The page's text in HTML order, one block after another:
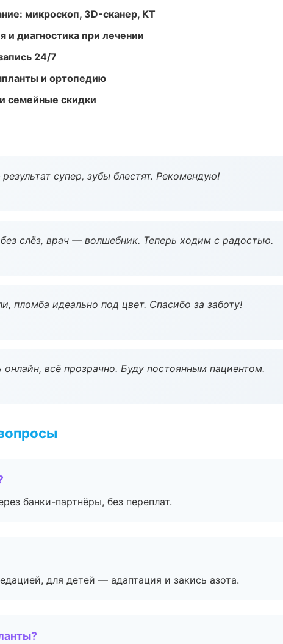
микроскоп, 3D-сканер, КТ
и диагностика при лечении
24/7
и ортопедию
семейные скидки
супер, зубы блестят. Рекомендую!
слёз, врач — волшебник. Теперь ходим с радостью.
пломба идеально под цвет. Спасибо за заботу!
всё прозрачно. Буду постоянным пациентом.
банки-партнёры, без переплат.
для детей — адаптация и закись азота.